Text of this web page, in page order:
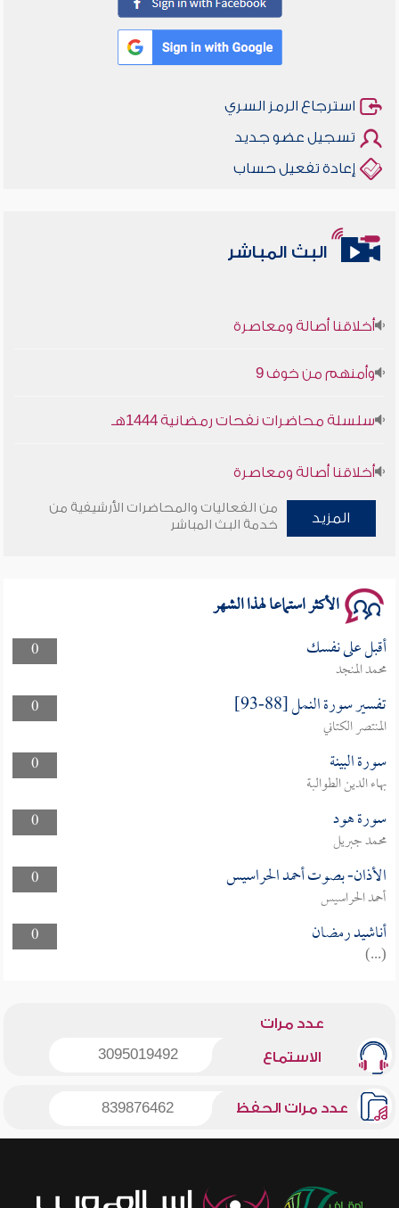
استرجاع الرمز السري
تسجيل عضو جديد
إعادة تفعيل حساب
البث المباشر
أخلاقنا أصالة ومعاصرة
وأمنهم من خوف 9
سلسلة محاضرات نفحات رمضانية 1444هـ
أخلاقنا أصالة ومعاصرة
وأمنهم من خوف 9
المزيد
من الفعاليات والمحاضرات الأرشيفية من
خدمة البث المباشر
الأكثر استماعا لهذا الشهر
0 أقبل على نفسك
محمد المنجد
0
تفسير سورة النمل [88-93]
المنتصر الكتاني
0
سورة البينة
بهاء الدين الطوالبة
0
سورة هود
محمد جبريل
0
الأذان- بصوت أحمد الحراسيس
أحمد الحراسيس
0
أناشيد رمضان
(...)
عدد مرات
الاستماع 3095019492
عدد مرات الحفظ 839876462